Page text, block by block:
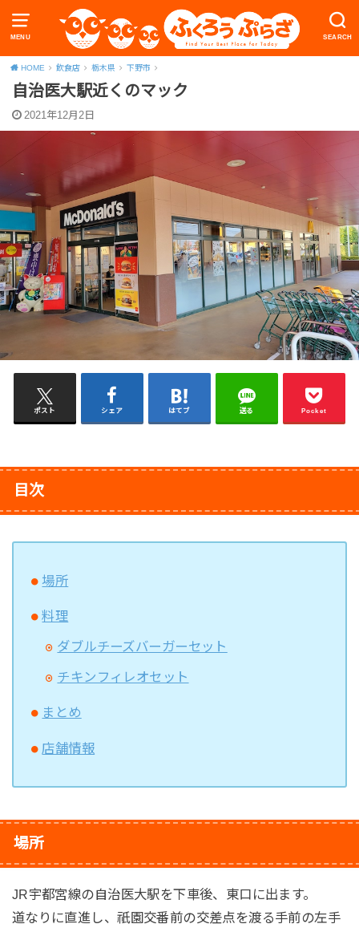
MENU SEARCH
HOME 飲食店 栃木県 下野市
自治医大駅近くのマック
2021年12月2日
ポスト シェア はてブ 送る Pocket
目次
場所
料理
ダブルチーズバーガーセット
チキンフィレオセット
まとめ
店舗情報
場所
JR宇都宮線の自治医大駅を下車後、東口に出ます。
道なりに直進し、祇園交番前の交差点を渡る手前の左手